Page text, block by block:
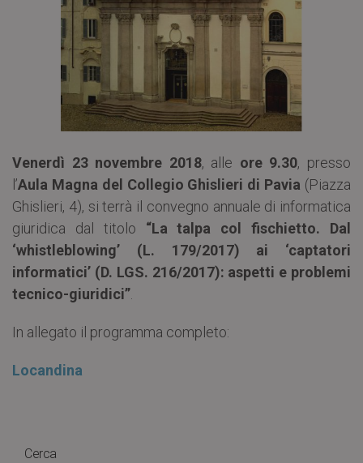
Venerdì 23 novembre 2018, alle ore 9.30, presso
l’Aula Magna del Collegio Ghislieri di Pavia (Piazza
Ghislieri, 4), si terrà il convegno annuale di informatica
giuridica dal titolo “La talpa col fischietto. Dal
‘whistleblowing’ (L. 179/2017) ai ‘captatori
informatici’ (D. LGS. 216/2017): aspetti e problemi
tecnico-giuridici”.
In allegato il programma completo:
Locandina
Cerca